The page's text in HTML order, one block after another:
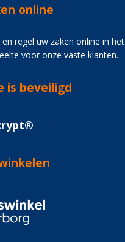
online
en regel uw zaken online in het
voor onze vaste klanten.
is beveiligd